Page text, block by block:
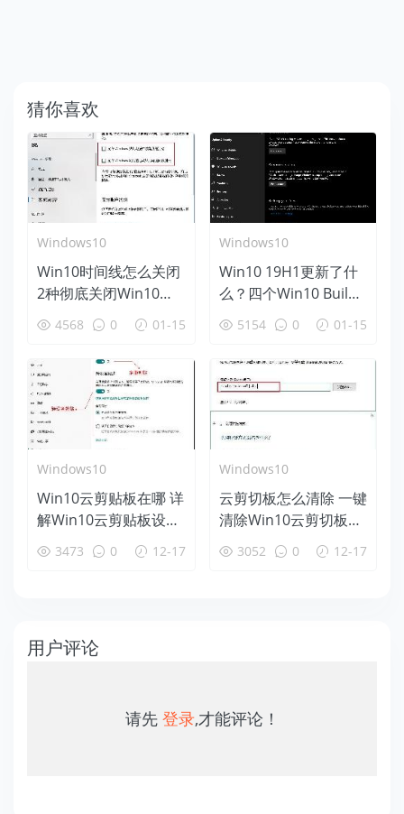
猜你喜欢
Windows10
Win10时间线怎么关闭
2种彻底关闭Win10时
间线方法
4568 0 01-15
Windows10
Win10 19H1更新了什
么？四个Win10 Build
18312新特性盘点
5154 0 01-15
Windows10
Win10云剪贴板在哪 详
解Win10云剪贴板设置
使用教程
3473 0 12-17
Windows10
云剪切板怎么清除 一键
清除Win10云剪切板方
法 3052 0 12-17
用户评论
请先 登录,才能评论！